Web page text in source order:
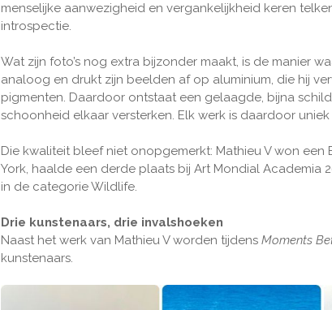
menselijke aanwezigheid en vergankelijkheid keren
introspectie.
Wat zijn foto’s nog extra bijzonder maakt, is de manier
analoog en drukt zijn beelden af op aluminium, die hij
pigmenten. Daardoor ontstaat een gelaagde, bijna
schoonheid elkaar versterken. Elk werk is daardoor
Die kwaliteit bleef niet onopgemerkt: Mathieu V won
York, haalde een derde plaats bij Art Mondial Academia
in de categorie Wildlife.
Drie kunstenaars, drie invalshoeken
Naast het werk van Mathieu V worden tijdens Moments
kunstenaars.